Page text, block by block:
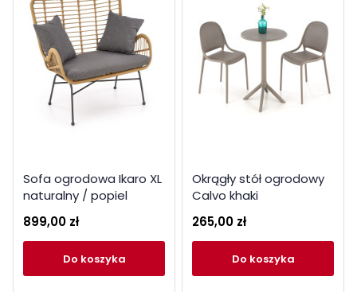
Sofa ogrodowa Ikaro XL
naturalny / popiel
899,00 zł
do koszyka
Okrągły stół ogrodowy
Calvo khaki
265,00 zł
do koszyka